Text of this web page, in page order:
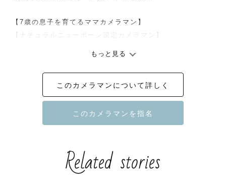
【7歳の息子を育てるママカメラマン】
【ナチュラルニューボーン認定カメラマン】
『今』　しかないこの時を　『永遠』に。
ご家族・恋人・お友達・ご夫婦…
普段口にはしない大切な思いや暖かなぬくもりを１枚の写
真として可視化したい…
もっと見る
このカメラマンについて詳しく
Related stories